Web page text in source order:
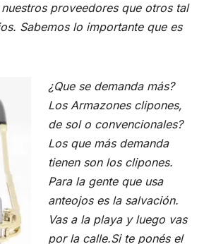
proveedores que otros tal
Sabemos lo importante que es
¿Que se demanda más?
Los Armazones clipones,
de sol o convencionales?
Los que más demanda
tienen son los clipones.
Para la gente que usa
anteojos es la salvación.
Vas a la playa y luego vas
por la calle.Si te ponés el